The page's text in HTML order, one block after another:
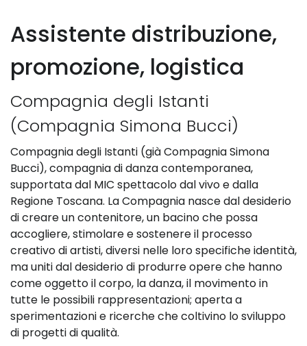
Assistente distribuzione,
promozione, logistica
Compagnia degli Istanti
(Compagnia Simona Bucci)
Compagnia degli Istanti (già Compagnia Simona
Bucci), compagnia di danza contemporanea,
supportata dal MIC spettacolo dal vivo e dalla
Regione Toscana. La Compagnia nasce dal desiderio
di creare un contenitore, un bacino che possa
accogliere, stimolare e sostenere il processo
creativo di artisti, diversi nelle loro specifiche identità,
ma uniti dal desiderio di produrre opere che hanno
come oggetto il corpo, la danza, il movimento in
tutte le possibili rappresentazioni; aperta a
sperimentazioni e ricerche che coltivino lo sviluppo
di progetti di qualità.